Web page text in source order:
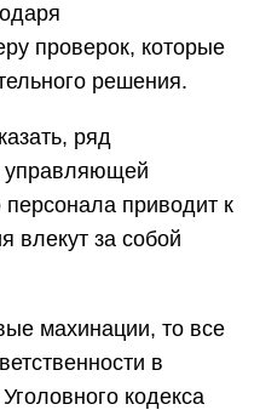
проверок, которые
решения.
ряд
управляющей
персонала приводит к
влекут за собой
махинации, то все
в
кодекса